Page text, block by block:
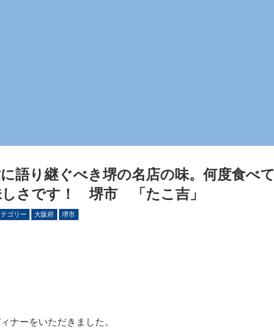
語り継ぐべき堺の名店の味。何度食べて
しさです！ 堺市 「たこ吉」
ゴリー 大阪府 堺市
ィナーをいただきました。